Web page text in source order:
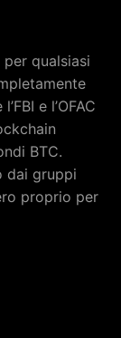
qualsiasi
e l’OFAC
BTC.
dai gruppi
proprio per